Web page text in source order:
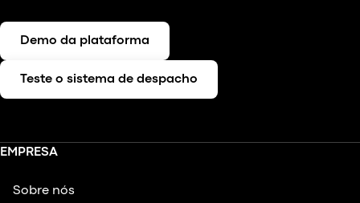
Demo da plataforma
Teste o sistema de despacho
EMPRESA
Sobre nós